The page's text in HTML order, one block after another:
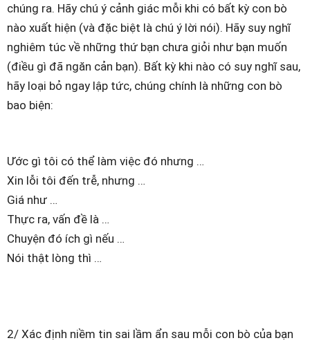
chúng ra. Hãy chú ý cảnh giác mỗi khi có bất kỳ con bò
nào xuất hiện (và đặc biệt là chú ý lời nói). Hãy suy nghĩ
nghiêm túc về những thứ bạn chưa giỏi như bạn muốn
(điều gì đã ngăn cản bạn). Bất kỳ khi nào có suy nghĩ sau,
hãy loại bỏ ngay lập tức, chúng chính là những con bò
bao biện:
Ước gì tôi có thể làm việc đó nhưng …
Xin lỗi tôi đến trễ, nhưng …
Giá như …
Thực ra, vấn đề là …
Chuyện đó ích gì nếu …
Nói thật lòng thì …
2/ Xác định niềm tin sai lầm ẩn sau mỗi con bò của bạn